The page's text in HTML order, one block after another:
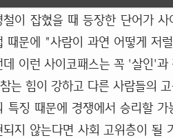
철이 잡혔을 때 등장한 단어가
때문에 "사람이 과연 어떻게 저
데 이런 사이코패스는 꼭 '살인'
는 힘이 강하고 다른 사람들의
특징 때문에 경쟁에서 승리할
되지 않는다면 사회 고위층이 될